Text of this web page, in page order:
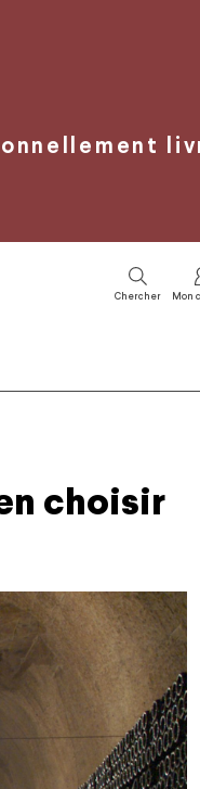
Chercher Mon
choisir